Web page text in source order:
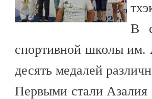
В
спортивной школы им.
десять медалей
Первыми стали Азалия